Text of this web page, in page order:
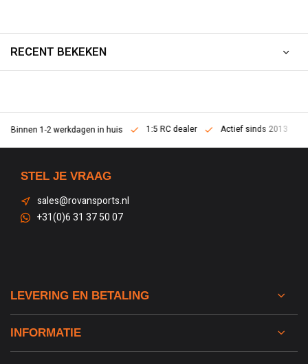
RECENT BEKEKEN
Binnen 1-2 werkdagen in huis 1:5 RC dealer Actief sinds 2013
STEL JE VRAAG
sales@rovansports.nl
+31(0)6 31 37 50 07
LEVERING EN BETALING
INFORMATIE